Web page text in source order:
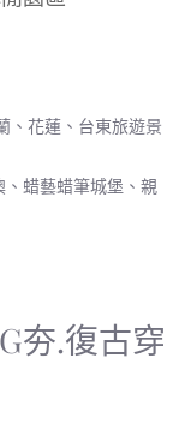
、花蓮、台東旅遊景
、 蜡藝蜡筆城堡 、親
夯.復古穿